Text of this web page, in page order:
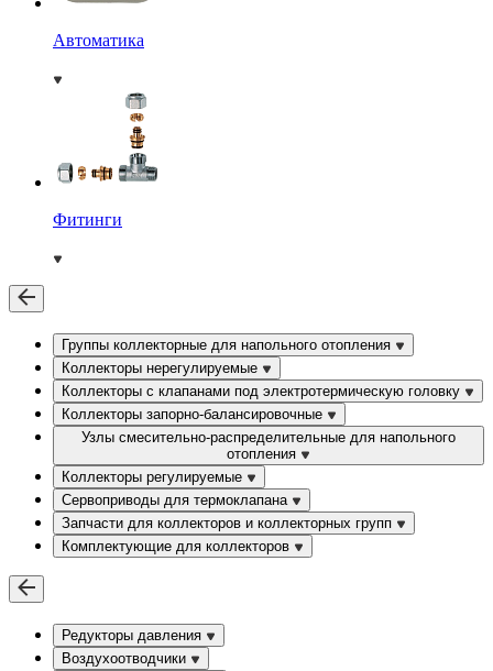
Автоматика
Фитинги
Группы коллекторные для напольного отопления
Коллекторы нерегулируемые
Коллекторы с клапанами под электротермическую головку
Коллекторы запорно-балансировочные
Узлы смесительно-распределительные для напольного
отопления
Коллекторы регулируемые
Сервоприводы для термоклапана
Запчасти для коллекторов и коллекторных групп
Комплектующие для коллекторов
Редукторы давления
Воздухоотводчики